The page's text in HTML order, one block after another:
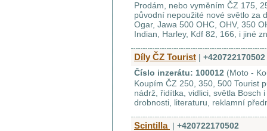
Prodám, nebo vyměním ČZ 175,
původní nepoužité nové světlo za
Ogar, Jawa 500 OHC, OHV, 350
Indian, Harley, Kdf 82, 166, i jiné
Díly ČZ Tourist | +420722170502
Číslo inzerátu: 100012 (Moto -
Koupím ČZ 250, 350, 500 Tourist
nádrž, řidítka, vidlici, světla Bosch
drobnosti, literaturu, reklamní
Scintilla | +420722170502